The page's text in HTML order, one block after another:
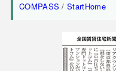
COMPASS /StartHome